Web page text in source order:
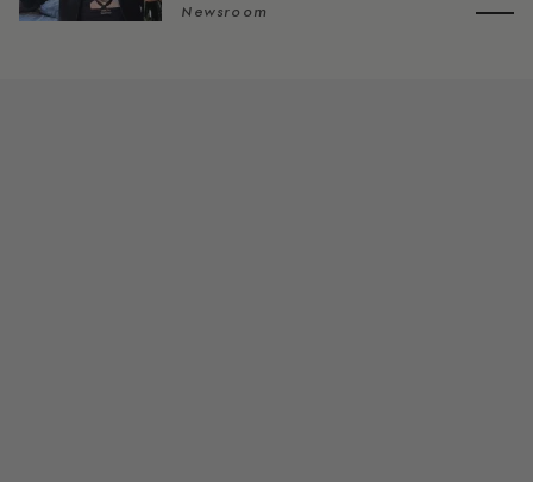
Newsroom